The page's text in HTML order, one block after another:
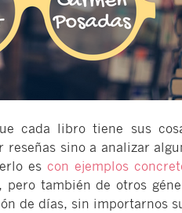
cada libro tiene sus
sino a analizar
es con ejemplos
también de otros
de días, sin importarnos